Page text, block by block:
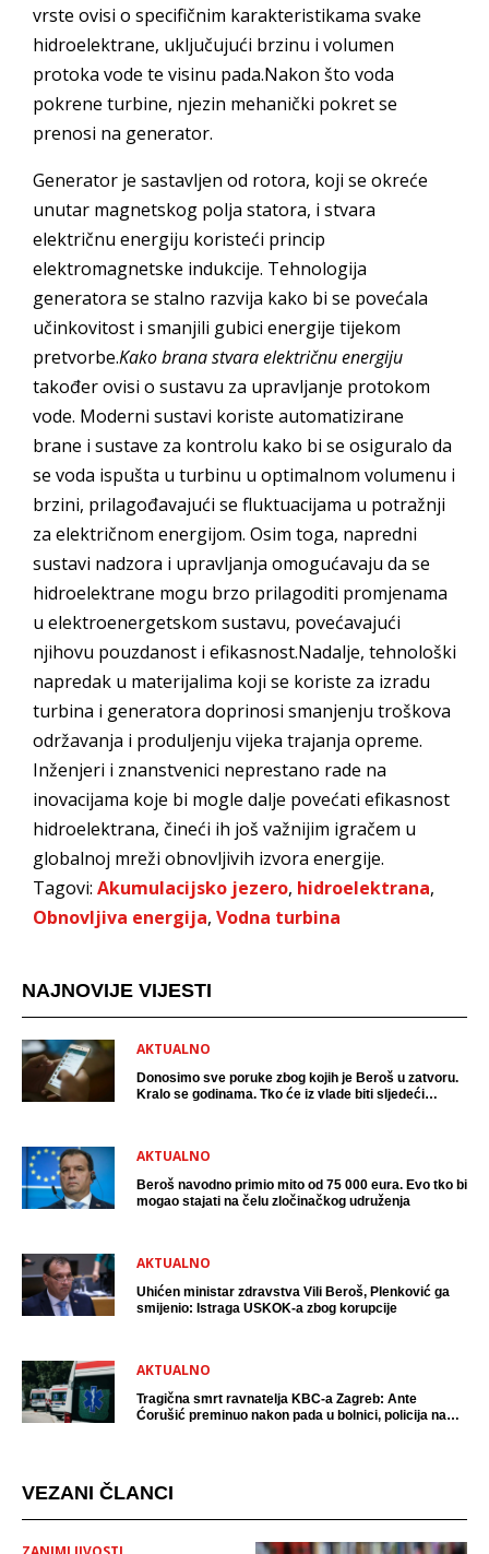
vrste ovisi o specifičnim karakteristikama svake
hidroelektrane, uključujući brzinu i volumen
protoka vode te visinu pada.Nakon što voda
pokrene turbine, njezin mehanički pokret se
prenosi na generator.
Generator je sastavljen od rotora, koji se okreće
unutar magnetskog polja statora, i stvara
električnu energiju koristeći princip
elektromagnetske indukcije. Tehnologija
generatora se stalno razvija kako bi se povećala
učinkovitost i smanjili gubici energije tijekom
pretvorbe.Kako brana stvara električnu energiju
također ovisi o sustavu za upravljanje protokom
vode. Moderni sustavi koriste automatizirane
brane i sustave za kontrolu kako bi se osiguralo da
se voda ispušta u turbinu u optimalnom volumenu i
brzini, prilagođavajući se fluktuacijama u potražnji
za električnom energijom. Osim toga, napredni
sustavi nadzora i upravljanja omogućavaju da se
hidroelektrane mogu brzo prilagoditi promjenama
u elektroenergetskom sustavu, povećavajući
njihovu pouzdanost i efikasnost.Nadalje, tehnološki
napredak u materijalima koji se koriste za izradu
turbina i generatora doprinosi smanjenju troškova
održavanja i produljenju vijeka trajanja opreme.
Inženjeri i znanstvenici neprestano rade na
inovacijama koje bi mogle dalje povećati efikasnost
hidroelektrana, čineći ih još važnijim igračem u
globalnoj mreži obnovljivih izvora energije.
Tagovi: Akumulacijsko jezero, hidroelektrana,
Obnovljiva energija, Vodna turbina
NAJNOVIJE VIJESTI
AKTUALNO
Donosimo sve poruke zbog kojih je Beroš u zatvoru.
Kralo se godinama. Tko će iz vlade biti sljedeći
AKTUALNO
Beroš navodno primio mito od 75 000 eura. Evo tko bi
mogao stajati na čelu zločinačkog udruženja
AKTUALNO
Uhićen ministar zdravstva Vili Beroš, Plenković ga
smijenio: Istraga USKOK-a zbog korupcije
AKTUALNO
Tragična smrt ravnatelja KBC-a Zagreb: Ante
Ćorušić preminuo nakon pada u bolnici, policija na
VEZANI ČLANCI